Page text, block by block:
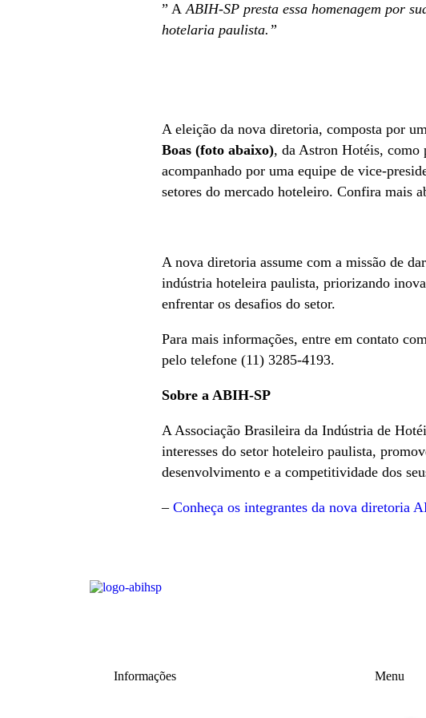
” A ABIH-SP presta essa homenagem por
hotelaria paulista.”
A eleição da nova diretoria, composta por
Boas (foto abaixo), da Astron Hotéis, como
acompanhado por uma equipe de vice-
setores do mercado hoteleiro. Confira mais
A nova diretoria assume com a missão de
indústria hoteleira paulista, priorizando
enfrentar os desafios do setor.
Para mais informações, entre em contato
pelo telefone (11) 3285-4193.
Sobre a ABIH-SP
A Associação Brasileira da Indústria de
interesses do setor hoteleiro paulista,
desenvolvimento e a competitividade dos
– Conheça os integrantes da nova diretoria
Informações Menu